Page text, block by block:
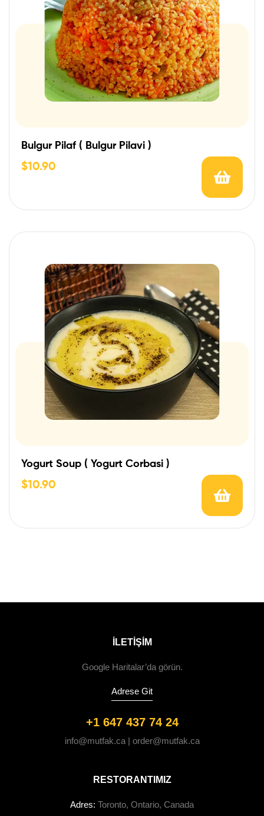
Bulgur Pilaf ( Bulgur Pilavi )
$10.90
Yogurt Soup ( Yogurt Corbasi )
$10.90
ILETIŞIM
Google Haritalar’da görün.
Adrese Git
+1 647 437 74 24
info@mutfak.ca | order@mutfak.ca
RESTORANTIMIZ
Adres: Toronto, Ontario, Canada